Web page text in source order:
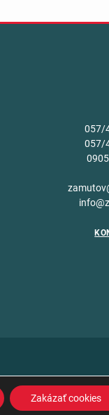
057/
057/
Zakázať cookies